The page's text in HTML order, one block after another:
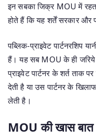
इन सबका जिक्र MOU में
होते हैं कि यह शर्तें सरकार और
पब्लिक-प्राइवेट पार्टनरशिप
हैं। यह सब MOU के ही जरिये
प्राइवेट पार्टनर के शर्त ताक
देती है या उस पार्टनर के खिलाफ
लेती है।
MOU की खास बात